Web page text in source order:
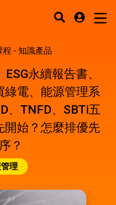
程 - 知識產品
永續報告書、
綠電、能源管理系
、TNFD、SBTi五
開始？怎麼排優先
？
理